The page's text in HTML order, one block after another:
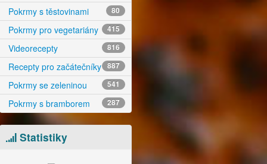
Pokrmy s těstovinami 80
Pokrmy pro vegetariány 415
Videorecepty 816
Recepty pro začátečníky 887
Pokrmy se zeleninou 541
Pokrmy s bramborem 287
Statistiky